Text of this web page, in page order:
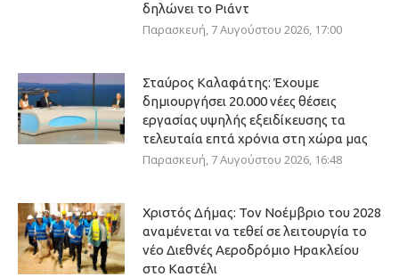
δηλώνει το Ριάντ
Παρασκευή, 7 Αυγούστου 2026, 17:00
Σταύρος Καλαφάτης: Έχουμε
δημιουργήσει 20.000 νέες θέσεις
εργασίας υψηλής εξειδίκευσης τα
τελευταία επτά χρόνια στη χώρα μας
Παρασκευή, 7 Αυγούστου 2026, 16:48
Χριστός Δήμας: Τον Νοέμβριο του 2028
αναμένεται να τεθεί σε λειτουργία το
νέο Διεθνές Αεροδρόμιο Ηρακλείου
στο Καστέλι